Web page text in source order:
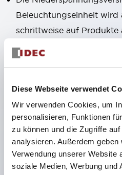
Diese Webseite verwendet
Wir verwenden Cookies, um
personalisieren, Funktionen
zu können und die Zugriffe
analysieren. Außerdem
Verwendung unserer Website
soziale Medien, Werbung und
Beleuchtungseinheit wird
schrittweise auf Produkte
Katalogmodell umgestellt.
Ausgestattet mit HW-U-
Schutzart IP20 bieten.
LED-Lampen für
verfügbar, und die
Direkttyps kann bis zu
LED-Lampe (LSRD-
Lampe sechs Farben